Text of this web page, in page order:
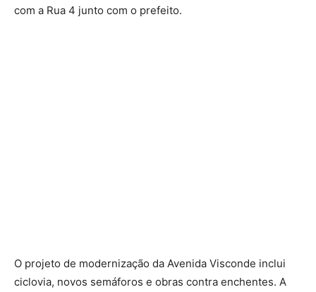
com a Rua 4 junto com o prefeito.
O projeto de modernização da Avenida Visconde inclui
ciclovia, novos semáforos e obras contra enchentes. A